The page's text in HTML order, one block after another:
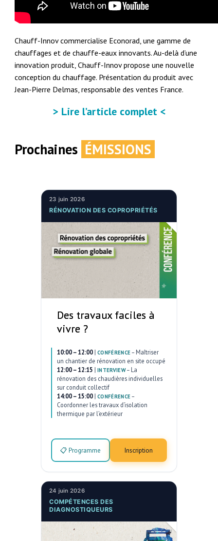
Chauff-Innov commercialise Econorad, une gamme de
chauffages et de chauffe-eaux innovants. Au-delà d’une
innovation produit, Chauff-Innov propose une nouvelle
conception du chauffage. Présentation du produit avec
Jean-Pierre Delmas, responsable des ventes France.
> Lire l’article complet <
Prochaines ÉMISSIONS
23 juin 2026
RÉNOVATION DES COPROPRIÉTÉS
Des travaux faciles à
vivre ?
10:00 – 12:00 | CONFÉRENCE – Maîtriser
un chantier de rénovation en site occupé
12:00 – 12:15 | INTERVIEW– La
rénovation des chaudières individuelles
sur conduit collectif
14:00 – 15:00 | CONFÉRENCE –
Coordonner les travaux d’isolation
thermique par l’extérieur
📋 Programme Inscription
24 juin 2026
COMPÉTENCES DES
DIAGNOSTIQUEURS